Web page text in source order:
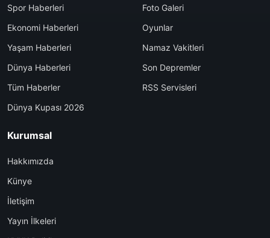
Spor Haberleri
Ekonomi Haberleri
Yaşam Haberleri
Dünya Haberleri
Tüm Haberler
Dünya Kupası 2026
Foto Galeri
Oyunlar
Namaz Vakitleri
Son Depremler
RSS Servisleri
Kurumsal
Hakkımızda
Künye
İletişim
Yayın İlkeleri